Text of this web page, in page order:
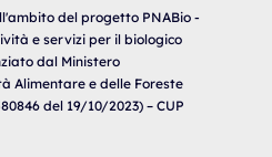
del progetto PNABio -
e servizi per il biologico
dal Ministero
Alimentare e delle Foreste
del 19/10/2023) – CUP